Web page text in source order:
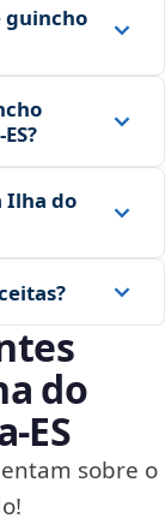
guincho
Ilha do
do
sobre o